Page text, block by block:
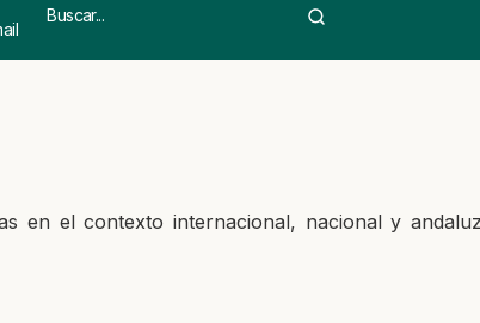
en el contexto internacional, nacional y